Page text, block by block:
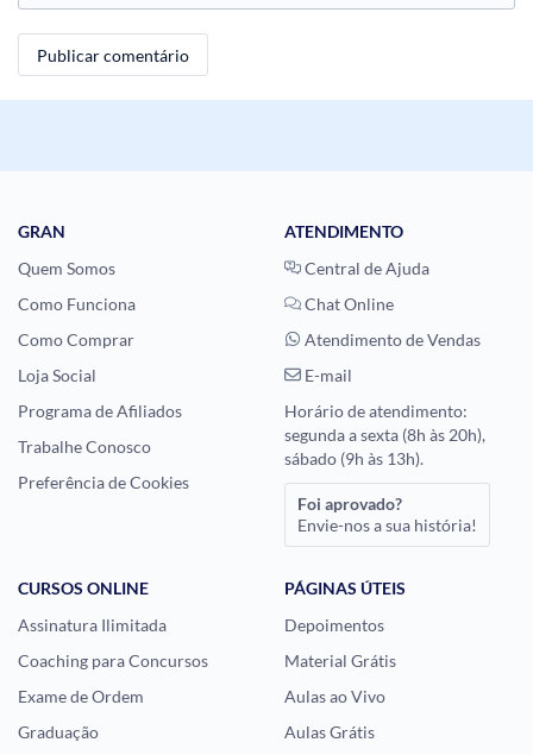
GRAN
Quem Somos
Como Funciona
Como Comprar
Loja Social
Programa de Afiliados
Trabalhe Conosco
Preferência de Cookies
ATENDIMENTO
Central de Ajuda
Chat Online
Atendimento de Vendas
E-mail
Horário de atendimento:
segunda a sexta (8h às 20h),
sábado (9h às 13h).
Foi aprovado?
Envie-nos a sua história!
CURSOS ONLINE
Assinatura Ilimitada
Coaching para Concursos
Exame de Ordem
Graduação
PÁGINAS ÚTEIS
Depoimentos
Material Grátis
Aulas ao Vivo
Aulas Grátis